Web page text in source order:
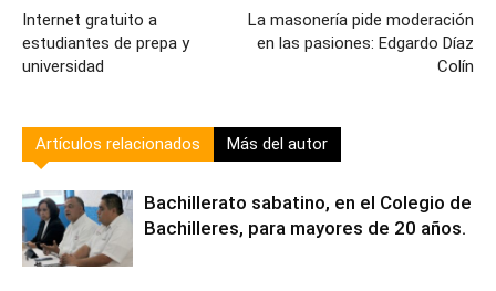
Internet gratuito a
estudiantes de prepa y
universidad
La masonería pide moderación
en las pasiones: Edgardo Díaz
Colín
Artículos relacionados Más del autor
Bachillerato sabatino, en el Colegio de
Bachilleres, para mayores de 20 años.